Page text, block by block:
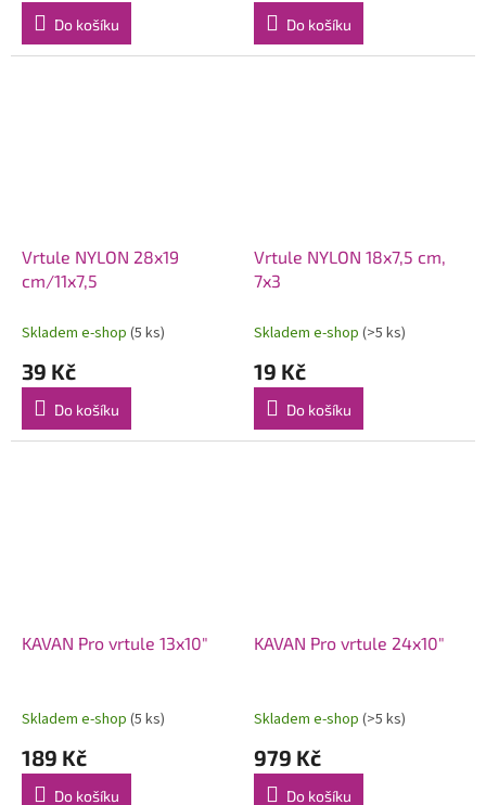
Do košíku Do košíku
Vrtule NYLON 28x19
cm/11x7,5
Skladem e-shop (5 ks)
39 Kč
Do košíku
Vrtule NYLON 18x7,5 cm,
7x3
Skladem e-shop (>5 ks)
19 Kč
Do košíku
KAVAN Pro vrtule 13x10"
Skladem e-shop (5 ks)
189 Kč
Do košíku
KAVAN Pro vrtule 24x10"
Skladem e-shop (>5 ks)
979 Kč
Do košíku